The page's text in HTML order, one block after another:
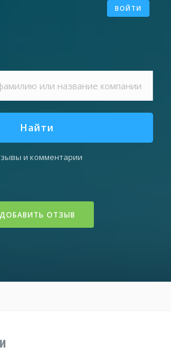
ВОЙТИ
Найти
и комментарии
ДОБАВИТЬ ОТЗЫВ